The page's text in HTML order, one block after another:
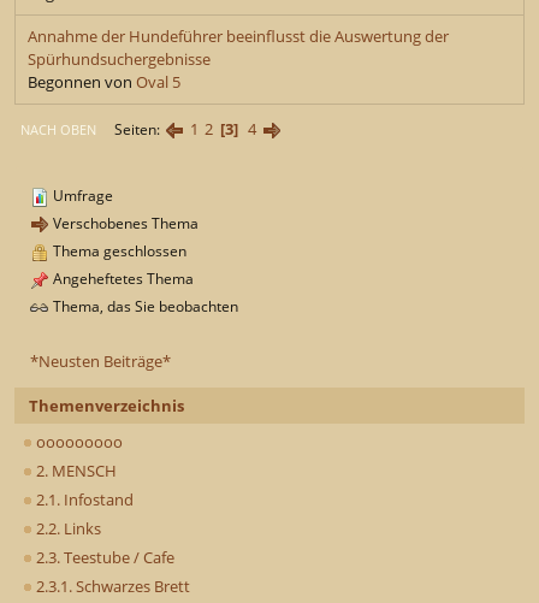
*Neusten Beiträge*
Themenverzeichnis
ooooooooo
2. MENSCH
2.1. Infostand
2.2. Links
2.3. Teestube / Cafe
2.3.1. Schwarzes Brett
Annahme der Hundeführer beeinflusst die Auswertung der
Spürhundsuchergebnisse
Begonnen von Oval 5
NACH OBEN Seiten 1 2 3 4
Umfrage
Verschobenes Thema
Thema geschlossen
Angeheftetes Thema
Thema, das Sie beobachten